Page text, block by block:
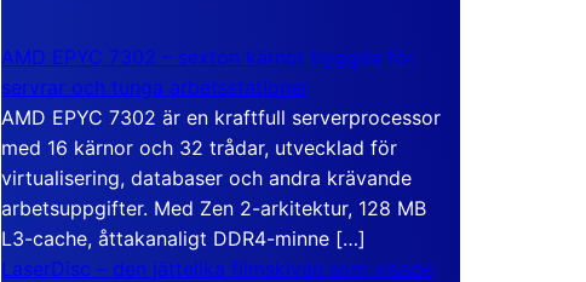
AMD EPYC 7302 – sexton kärnor byggda för
servrar och tunga arbetsstationer
AMD EPYC 7302 är en kraftfull serverprocessor
med 16 kärnor och 32 trådar, utvecklad för
virtualisering, databaser och andra krävande
arbetsuppgifter. Med Zen 2-arkitektur, 128 MB
L3-cache, åttakanaligt DDR4-minne […]
LaserDisc – den jättelika filmskivan som visade